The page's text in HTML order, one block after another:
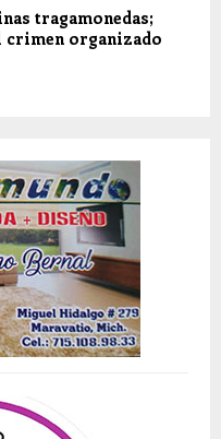
tragamonedas;
crimen organizado